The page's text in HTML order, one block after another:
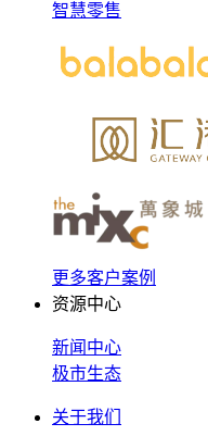
智慧零售
更多客户案例
资源中心
新闻中心
极市生态
关于我们